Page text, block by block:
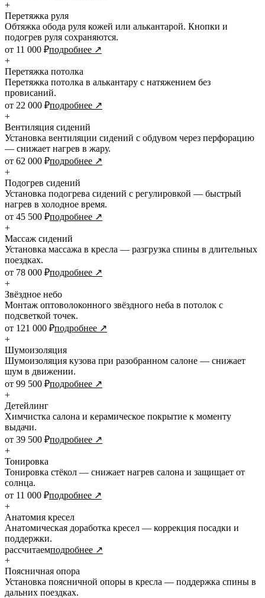
+
Перетяжка руля
Обтяжка обода руля кожей или алькантарой. Кнопки и
подогрев руля сохраняются.
от 11 000 ₽подробнее ↗
+
Перетяжка потолка
Перетяжка потолка в алькантару с натяжением без
провисаний.
от 22 000 ₽подробнее ↗
+
Вентиляция сидений
Установка вентиляции сидений с обдувом через перфорацию
— снижает нагрев в жару.
от 62 000 ₽подробнее ↗
+
Подогрев сидений
Установка подогрева сидений с регулировкой — быстрый
нагрев в холодное время.
от 45 500 ₽подробнее ↗
+
Массаж сидений
Установка массажа в кресла — разгрузка спины в длительных
поездках.
от 78 000 ₽подробнее ↗
+
Звёздное небо
Монтаж оптоволоконного звёздного неба в потолок с
подсветкой точек.
от 121 000 ₽подробнее ↗
+
Шумоизоляция
Шумоизоляция кузова при разобранном салоне — снижает
шум в движении.
от 99 500 ₽подробнее ↗
+
Детейлинг
Химчистка салона и керамическое покрытие к моменту
выдачи.
от 39 500 ₽подробнее ↗
+
Тонировка
Тонировка стёкол — снижает нагрев салона и защищает от
солнца.
от 11 000 ₽подробнее ↗
+
Анатомия кресел
Анатомическая доработка кресел — коррекция посадки и
поддержки.
рассчитаемподробнее ↗
+
Поясничная опора
Установка поясничной опоры в кресла — поддержка спины в
дальних поездках.